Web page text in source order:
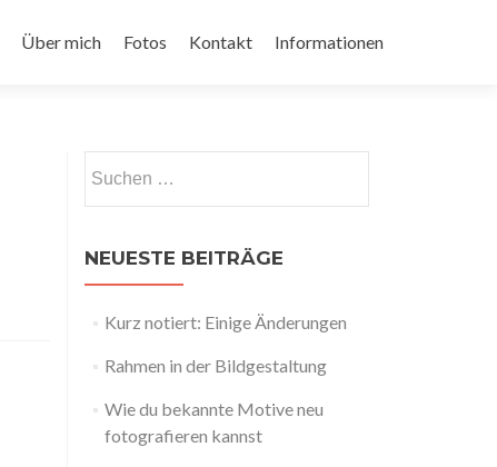
Über mich Fotos Kontakt Informationen
nach:
NEUESTE BEITRÄGE
Kurz notiert: Einige Änderungen
Rahmen in der Bildgestaltung
Wie du bekannte Motive neu
fotografieren kannst